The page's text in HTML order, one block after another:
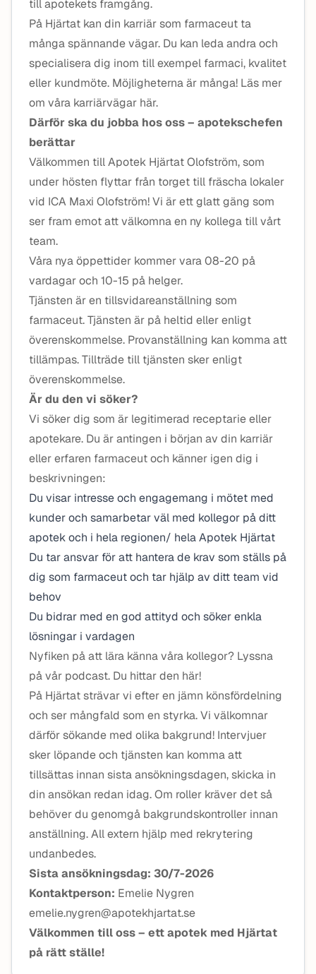
till apotekets framgång.
På Hjärtat kan din karriär som farmaceut ta
många spännande vägar. Du kan leda andra och
specialisera dig inom till exempel farmaci, kvalitet
eller kundmöte. Möjligheterna är många! Läs mer
om våra karriärvägar här.
Därför ska du jobba hos oss – apotekschefen
berättar
Välkommen till Apotek Hjärtat Olofström, som
under hösten flyttar från torget till fräscha lokaler
vid ICA Maxi Olofström! Vi är ett glatt gäng som
ser fram emot att välkomna en ny kollega till vårt
team.
Våra nya öppettider kommer vara 08-20 på
vardagar och 10-15 på helger.
Tjänsten är en tillsvidareanställning som
farmaceut. Tjänsten är på heltid eller enligt
överenskommelse. Provanställning kan komma att
tillämpas. Tillträde till tjänsten sker enligt
överenskommelse.
Är du den vi söker?
Vi söker dig som är legitimerad receptarie eller
apotekare. Du är antingen i början av din karriär
eller erfaren farmaceut och känner igen dig i
beskrivningen:
Du visar intresse och engagemang i mötet med
kunder och samarbetar väl med kollegor på ditt
apotek och i hela regionen/ hela Apotek Hjärtat
Du tar ansvar för att hantera de krav som ställs på
dig som farmaceut och tar hjälp av ditt team vid
behov
Du bidrar med en god attityd och söker enkla
lösningar i vardagen
Nyfiken på att lära känna våra kollegor? Lyssna
på vår podcast. Du hittar den här!
På Hjärtat strävar vi efter en jämn könsfördelning
och ser mångfald som en styrka. Vi välkomnar
därför sökande med olika bakgrund! Intervjuer
sker löpande och tjänsten kan komma att
tillsättas innan sista ansökningsdagen, skicka in
din ansökan redan idag. Om roller kräver det så
behöver du genomgå bakgrundskontroller innan
anställning. All extern hjälp med rekrytering
undanbedes.
Sista ansökningsdag: 30/7-2026
Kontaktperson: Emelie Nygren
emelie.nygren@apotekhjartat.se
Välkommen till oss – ett apotek med Hjärtat
på rätt ställe!